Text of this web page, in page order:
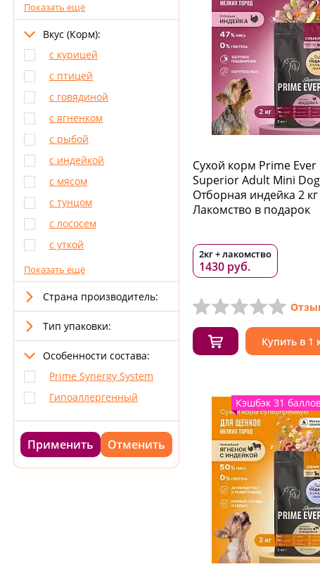
Показать ещё
Вкус (Корм):
с курицей
с птицей
с говядиной
с ягненком
с рыбой
с индейкой
с мясом
с тунцом
с лососем
с уткой
Показать ещё
Страна производитель:
Тип упаковки:
Особенности состава:
Prime Synergy System
Гипоаллергенный
Применить
Сухой корм Prime Ever
Superior Adult Mini Dog
Отборная индейка 2 кг
Лакомство в подарок
2кг + лакомство
1430 руб.
Купить в 1
Кэшбэк 31